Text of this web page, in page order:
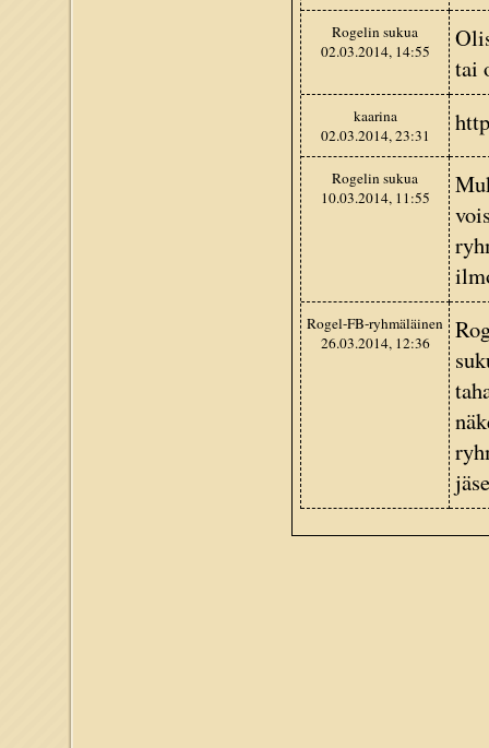
Rogelin sukua
02.03.2014, 14:55
tai
kaarina
02.03.2014, 23:31
Rogelin sukua
10.03.2014, 11:55
Rogel-FB-ryhmäläinen
26.03.2014, 12:36